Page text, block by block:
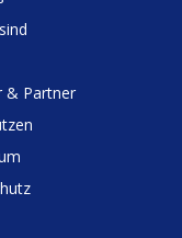
& Partner